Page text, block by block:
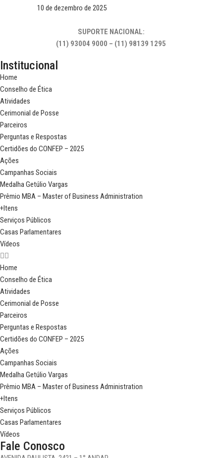
10 de dezembro de 2025
SUPORTE NACIONAL:
(11) 93004 9000 – (11) 98139 1295
Institucional
Home
Conselho de Ética
Atividades
Cerimonial de Posse
Parceiros
Perguntas e Respostas
Certidões do CONFEP – 2025
Ações
Campanhas Sociais
Medalha Getúlio Vargas
Prêmio MBA – Master of Business Administration
+Itens
Serviços Públicos
Casas Parlamentares
Vídeos
Home
Conselho de Ética
Atividades
Cerimonial de Posse
Parceiros
Perguntas e Respostas
Certidões do CONFEP – 2025
Ações
Campanhas Sociais
Medalha Getúlio Vargas
Prêmio MBA – Master of Business Administration
+Itens
Serviços Públicos
Casas Parlamentares
Vídeos
Fale Conosco